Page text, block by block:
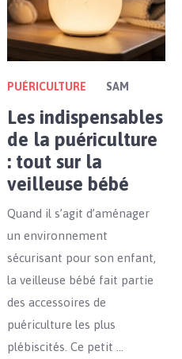
PUÉRICULTURE SAM
Les indispensables
de la puériculture
: tout sur la
veilleuse bébé
Quand il s’agit d’aménager
un environnement
sécurisant pour son enfant,
la veilleuse bébé fait partie
des accessoires de
puériculture les plus
plébiscités. Ce petit …